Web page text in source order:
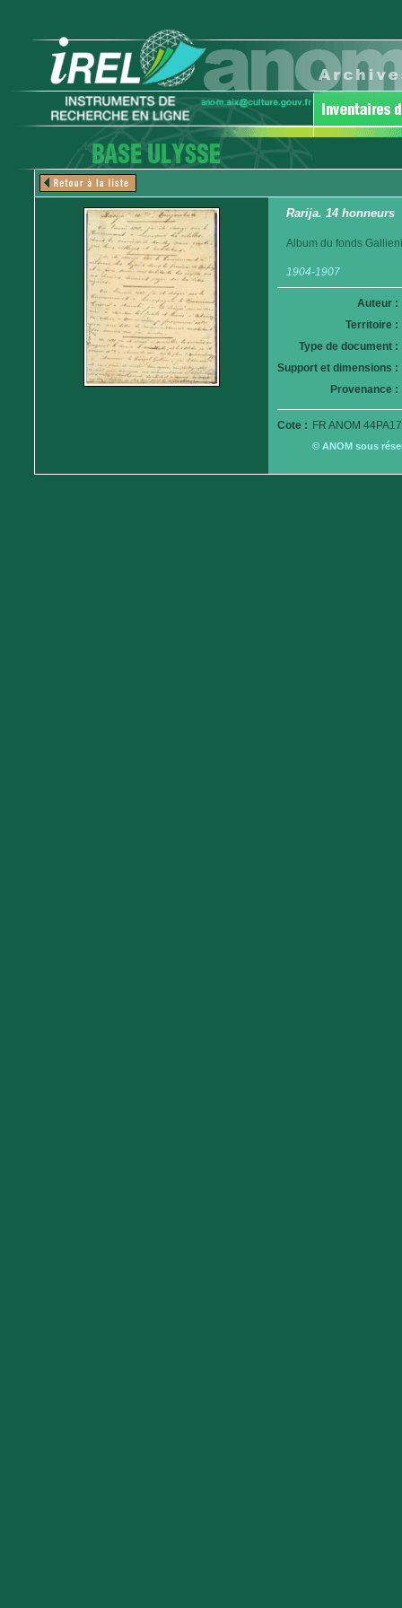
Rarija. 14 honneurs
Album du fonds
1904-1907
Auteur :
Territoire :
Type de document :
Support et dimensions :
Provenance :
Cote : FR ANOM
© ANOM sous